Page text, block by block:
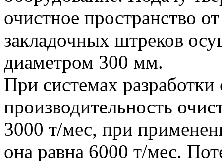
очистное пространство
закладочных штреков
диаметром 300 мм.
При системах разработки
производительность
3000 т/мес, при
она равна 6000 т/мес.